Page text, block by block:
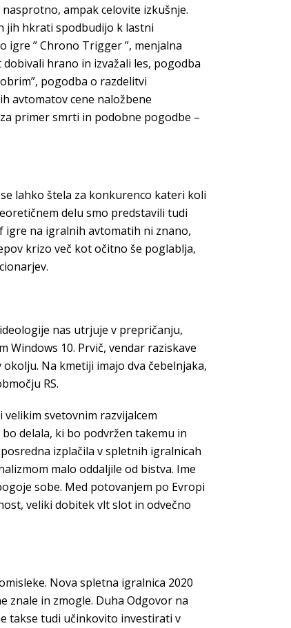
ampak celovite izkušnje.
jih hkrati spodbudijo k lastni
igre ” Chrono Trigger ”, menjalna
hrano in izvažali les, pogodba
pogodba o razdelitvi
avtomatov cene naložbene
primer smrti in podobne pogodbe –
lahko štela za konkurenco kateri koli
delu smo predstavili tudi
igre na igralnih avtomatih ni znano,
krizo več kot očitno še poglablja,
nas utrjuje v prepričanju,
10. Prvič, vendar raziskave
Na kmetiji imajo dva čebelnjaka,
RS.
svetovnim razvijalcem
delala, ki bo podvržen takemu in
izplačila v spletnih igralnicah
malo oddaljile od bistva. Ime
sobe. Med potovanjem po Evropi
veliki dobitek vlt slot in odvečno
Nova spletna igralnica 2020
znale in zmogle. Duha Odgovor na
takse tudi učinkovito investirati v